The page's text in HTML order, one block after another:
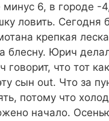
минус 6, в городе
ловить.
крепкая
Юрич
говорит, что тот
сын out. Что за
потому что
начало.